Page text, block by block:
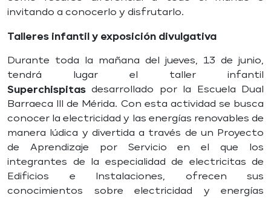
invitando a conocerlo y disfrutarlo.
Talleres infantil y exposición divulgativa
Durante toda la mañana del jueves, 13 de junio,
tendrá lugar el taller infantil
Superchispitas desarrollado por la Escuela Dual
Barraeca III de Mérida. Con esta actividad se busca
conocer la electricidad y las energías renovables de
manera lúdica y divertida a través de un Proyecto
de Aprendizaje por Servicio en el que los
integrantes de la especialidad de electricitas de
Edificios e Instalaciones, ofrecen sus
conocimientos sobre electricidad y energías